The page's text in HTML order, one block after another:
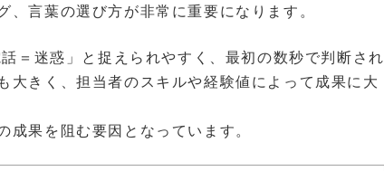
言葉の選び方が非常に重要になります。
＝迷惑」と捉えられやすく、最初の数秒で判断され
大きく、担当者のスキルや経験値によって成果に大
成果を阻む要因となっています。